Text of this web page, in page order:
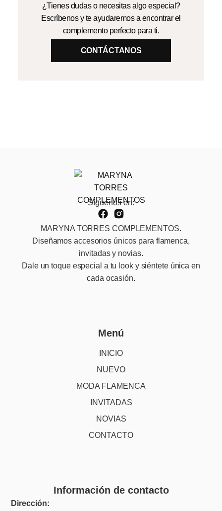
¿Tienes dudas o necesitas algo especial?
Escríbenos y te ayudaremos a encontrar el
complemento perfecto para ti.
CONTÁCTANOS
Síguenos en:
MARYNA TORRES COMPLEMENTOS.
Diseñamos accesorios únicos para flamenca,
invitadas y novias.
Dale un toque especial a tu look y siéntete única en
cada ocasión.
Menú
INICIO
NUEVO
MODA FLAMENCA
INVITADAS
NOVIAS
CONTACTO
Información de contacto
Dirección: